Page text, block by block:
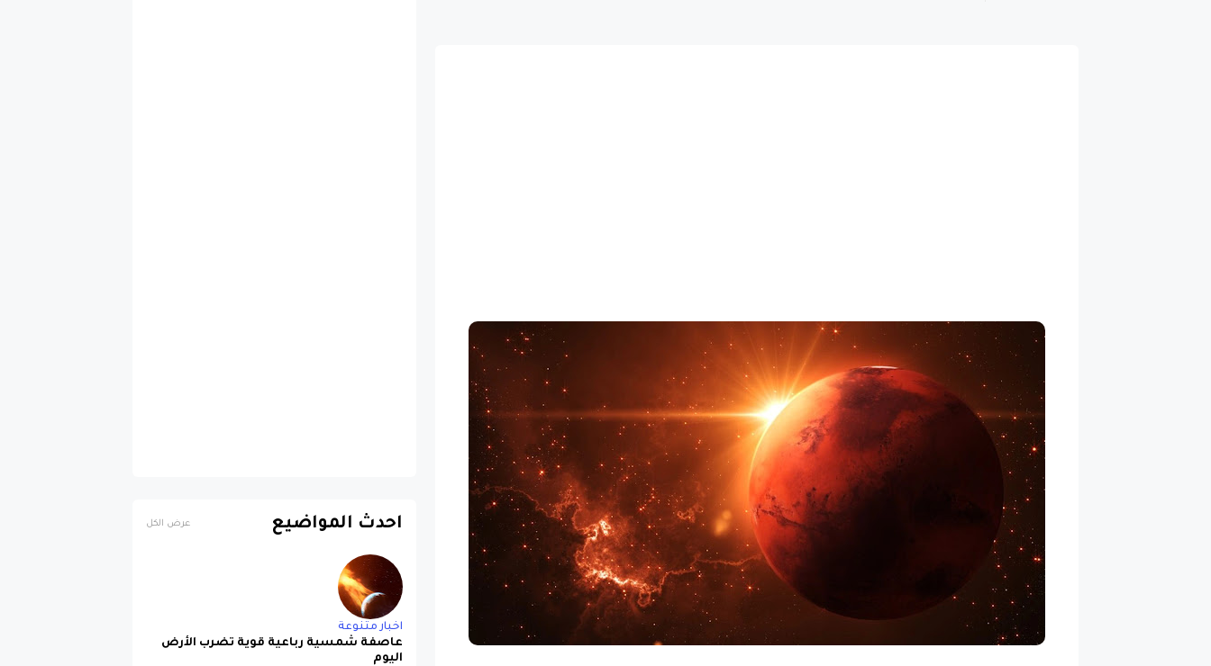
احدث المواضيع عرض الكل
اخبار متنوعة
عاصفة شمسية رباعية قوية تضرب الأرض
اليوم